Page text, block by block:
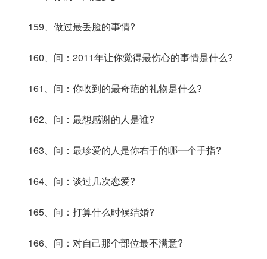
159、做过最丢脸的事情?
160、问：2011年让你觉得最伤心的事情是什么?
161、问：你收到的最奇葩的礼物是什么?
162、问：最想感谢的人是谁?
163、问：最珍爱的人是你右手的哪一个手指?
164、问：谈过几次恋爱?
165、问：打算什么时候结婚?
166、问：对自己那个部位最不满意?